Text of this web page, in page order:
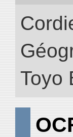
Toyo